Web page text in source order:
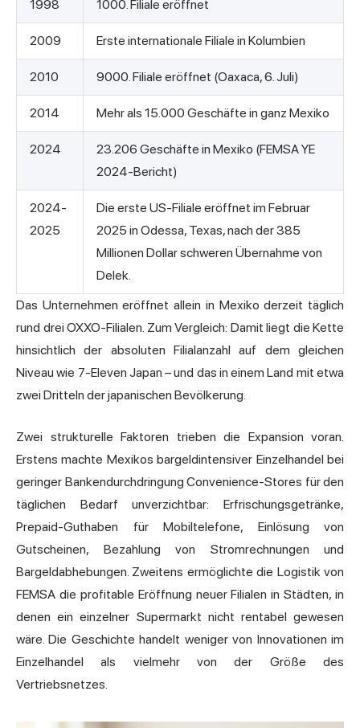
1998 1000. Filiale eröffnet
2009 Erste internationale Filiale in Kolumbien
2010 9000. Filiale eröffnet (Oaxaca, 6. Juli)
2014 Mehr als 15.000 Geschäfte in ganz Mexiko
2024
23.206 Geschäfte in Mexiko (FEMSA YE
2024-Bericht)
2024-
2025
Die erste US-Filiale eröffnet im Februar
2025 in Odessa, Texas, nach der 385
Millionen Dollar schweren Übernahme von
Delek.
Das Unternehmen eröffnet allein in Mexiko derzeit täglich
rund drei OXXO-Filialen. Zum Vergleich: Damit liegt die Kette
hinsichtlich der absoluten Filialanzahl auf dem gleichen
Niveau wie 7-Eleven Japan – und das in einem Land mit etwa
zwei Dritteln der japanischen Bevölkerung.
Zwei strukturelle Faktoren trieben die Expansion voran.
Erstens machte Mexikos bargeldintensiver Einzelhandel bei
geringer Bankendurchdringung Convenience-Stores für den
täglichen Bedarf unverzichtbar: Erfrischungsgetränke,
Prepaid-Guthaben für Mobiltelefone, Einlösung von
Gutscheinen, Bezahlung von Stromrechnungen und
Bargeldabhebungen. Zweitens ermöglichte die Logistik von
FEMSA die profitable Eröffnung neuer Filialen in Städten, in
denen ein einzelner Supermarkt nicht rentabel gewesen
wäre. Die Geschichte handelt weniger von Innovationen im
Einzelhandel als vielmehr von der Größe des
Vertriebsnetzes.